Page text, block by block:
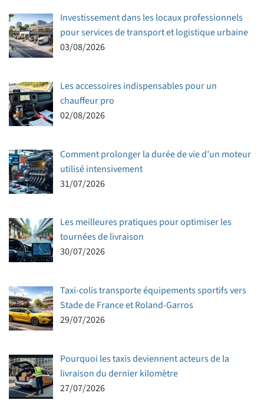
Investissement dans les locaux professionnels
pour services de transport et logistique urbaine
03/08/2026
Les accessoires indispensables pour un
chauffeur pro
02/08/2026
Comment prolonger la durée de vie d’un moteur
utilisé intensivement
31/07/2026
Les meilleures pratiques pour optimiser les
tournées de livraison
30/07/2026
Taxi-colis transporte équipements sportifs vers
Stade de France et Roland-Garros
29/07/2026
Pourquoi les taxis deviennent acteurs de la
livraison du dernier kilomètre
27/07/2026